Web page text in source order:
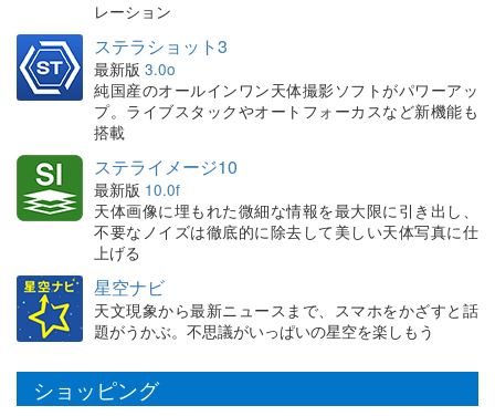
レーション
ステラショット3
最新版 3.0o
純国産のオールインワン天体撮影ソフトがパワーアッ
プ。ライブスタックやオートフォーカスなど新機能も
搭載
ステライメージ10
最新版 10.0f
天体画像に埋もれた微細な情報を最大限に引き出し、
不要なノイズは徹底的に除去して美しい天体写真に仕
上げる
星空ナビ
天文現象から最新ニュースまで、スマホをかざすと話
題がうかぶ。不思議がいっぱいの星空を楽しもう
ショッピング